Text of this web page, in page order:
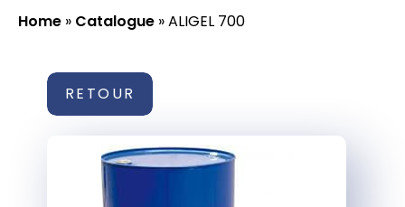
Home » Catalogue »ALIGEL 700
RETOUR